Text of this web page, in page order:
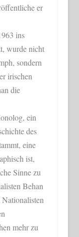
er
ins
wurde nicht
sondern
irischen
die
ein
des
eine
ist,
Sinne zu
Behan
mehr zu